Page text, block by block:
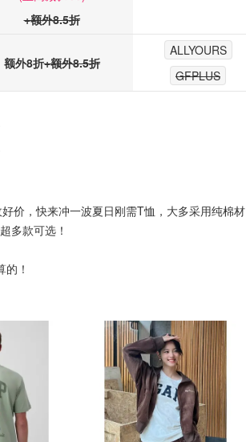
+额外8.5折
额外8折+额外8.5折
ALLYOURS
GFPLUS
好价，快来冲一波夏日刚需T恤，大多采用纯棉材
多款可选！
！